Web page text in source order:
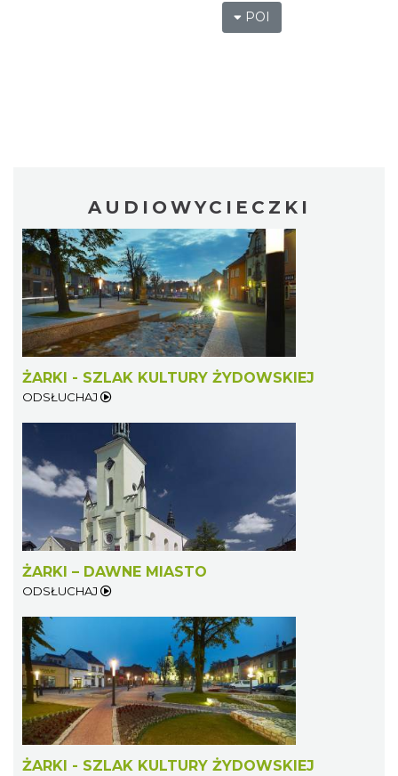
POI
AUDIOWYCIECZKI
ŻARKI - SZLAK KULTURY ŻYDOWSKIEJ
ODSŁUCHAJ
ŻARKI – DAWNE MIASTO
ODSŁUCHAJ
ŻARKI - SZLAK KULTURY ŻYDOWSKIEJ